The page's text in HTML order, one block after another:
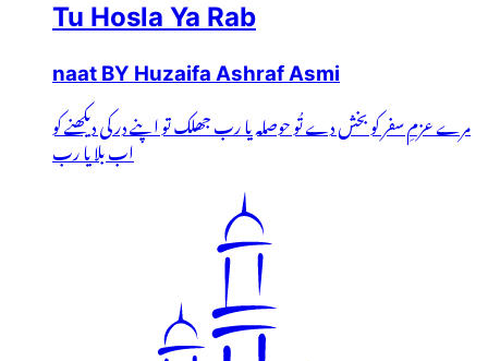
Tu Hosla Ya Rab
naat BY Huzaifa Ashraf Asmi
مرے عزمِ سفر کو بخش دے تُو حوصلہ یا رب جھلک تو اپنے در کی دیکھنے کو
اب بلا یا رب